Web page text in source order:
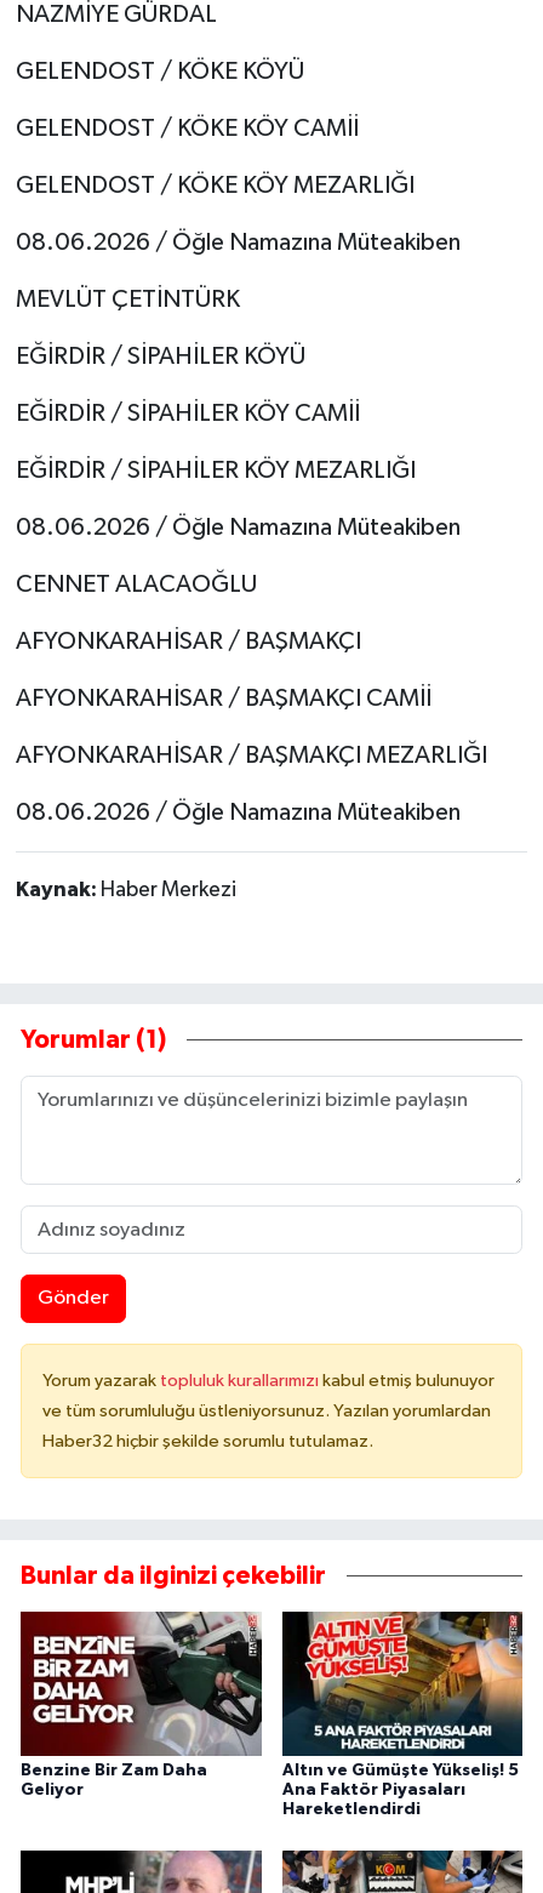
NAZMİYE GÜRDAL
GELENDOST / KÖKE KÖYÜ
GELENDOST / KÖKE KÖY CAMİİ
GELENDOST / KÖKE KÖY MEZARLIĞI
08.06.2026 / Öğle Namazına Müteakiben
MEVLÜT ÇETİNTÜRK
EĞİRDİR / SİPAHİLER KÖYÜ
EĞİRDİR / SİPAHİLER KÖY CAMİİ
EĞİRDİR / SİPAHİLER KÖY MEZARLIĞI
08.06.2026 / Öğle Namazına Müteakiben
CENNET ALACAOĞLU
AFYONKARAHİSAR / BAŞMAKÇI
AFYONKARAHİSAR / BAŞMAKÇI CAMİİ
AFYONKARAHİSAR / BAŞMAKÇI MEZARLIĞI
08.06.2026 / Öğle Namazına Müteakiben
Kaynak: Haber Merkezi
Yorumlar (1)
Gönder
Yorum yazarak topluluk kurallarımızı kabul etmiş bulunuyor
ve tüm sorumluluğu üstleniyorsunuz. Yazılan yorumlardan
Haber32 hiçbir şekilde sorumlu tutulamaz.
Bunlar da ilginizi çekebilir
Benzine Bir Zam Daha
Geliyor
Altın ve Gümüşte Yükseliş! 5
Ana Faktör Piyasaları
Hareketlendirdi